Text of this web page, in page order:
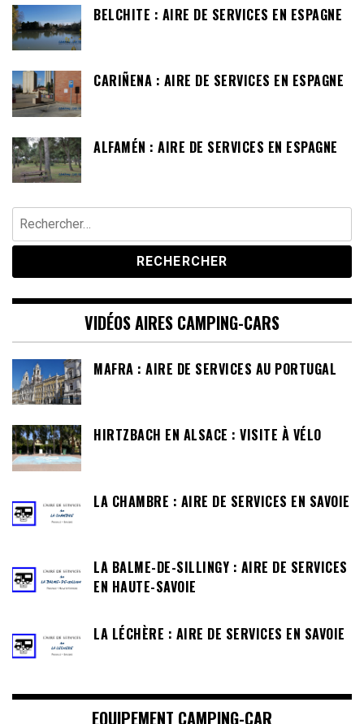
BELCHITE : AIRE DE SERVICES EN ESPAGNE
CARIÑENA : AIRE DE SERVICES EN ESPAGNE
ALFAMÉN : AIRE DE SERVICES EN ESPAGNE
Rechercher :
VIDÉOS AIRES CAMPING-CARS
MAFRA : AIRE DE SERVICES AU PORTUGAL
HIRTZBACH EN ALSACE : VISITE À VÉLO
LA CHAMBRE : AIRE DE SERVICES EN SAVOIE
LA BALME-DE-SILLINGY : AIRE DE SERVICES
EN HAUTE-SAVOIE
LA LÉCHÈRE : AIRE DE SERVICES EN SAVOIE
EQUIPEMENT CAMPING-CAR